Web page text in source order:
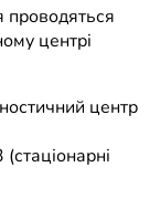
проводяться
центрі
центр